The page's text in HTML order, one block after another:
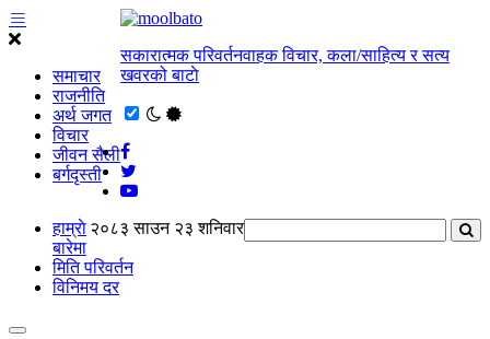
समाचार
राजनीति
अर्थ जगत
विचार
जीवन सैली
बर्गदृस्ती
सकारात्मक परिवर्तनवाहक विचार, कला/साहित्य र सत्य
खवरको बाटाे
२०८३ साउन २३ शनिवार
हाम्राे
बारेमा
मिति परिवर्तन
विनिमय दर